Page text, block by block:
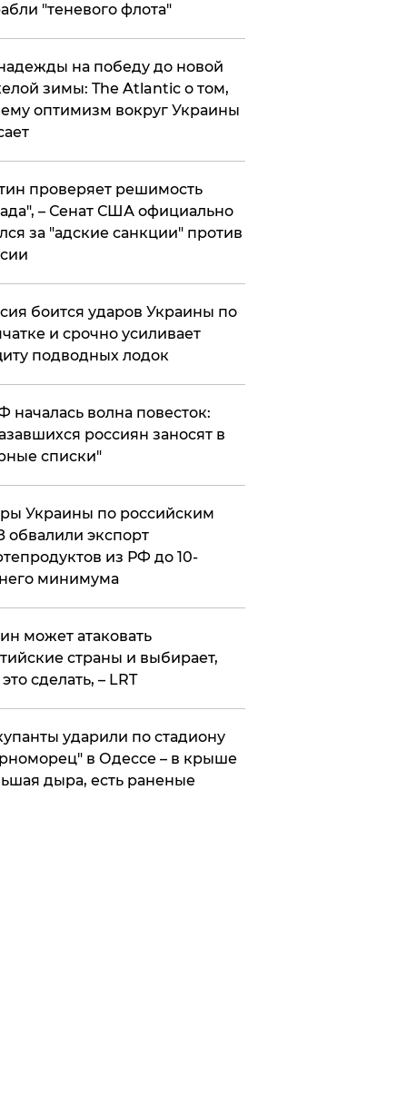
"теневого флота"
на победу до новой
зимы: The Atlantic о том,
оптимизм вокруг Украины
проверяет решимость
– Сенат США официально
за "адские санкции" против
боится ударов Украины по
и срочно усиливает
подводных лодок
началась волна повесток:
россиян заносят в
списки"
Украины по российским
обвалили экспорт
из РФ до 10-
минимума
может атаковать
страны и выбирает,
сделать, – LRT
ударили по стадиону
в Одессе – в крыше
дыра, есть раненые